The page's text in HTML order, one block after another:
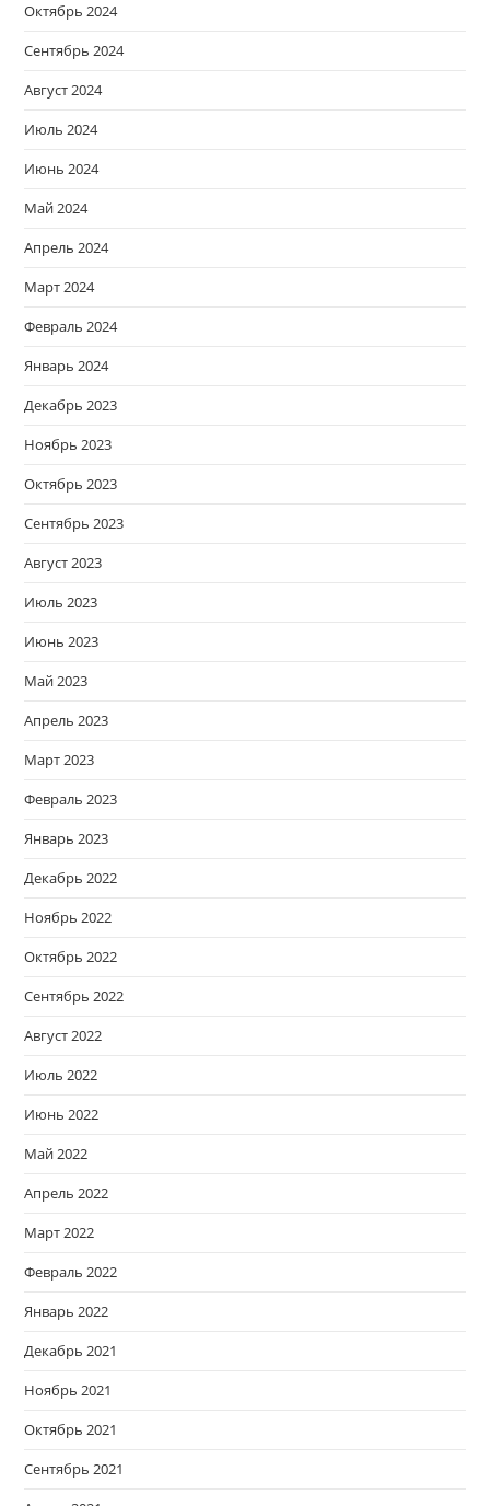
Октябрь 2024
Сентябрь 2024
Август 2024
Июль 2024
Июнь 2024
Май 2024
Апрель 2024
Март 2024
Февраль 2024
Январь 2024
Декабрь 2023
Ноябрь 2023
Октябрь 2023
Сентябрь 2023
Август 2023
Июль 2023
Июнь 2023
Май 2023
Апрель 2023
Март 2023
Февраль 2023
Январь 2023
Декабрь 2022
Ноябрь 2022
Октябрь 2022
Сентябрь 2022
Август 2022
Июль 2022
Июнь 2022
Май 2022
Апрель 2022
Март 2022
Февраль 2022
Январь 2022
Декабрь 2021
Ноябрь 2021
Октябрь 2021
Сентябрь 2021